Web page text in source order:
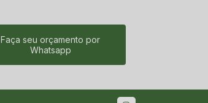
Faça seu orçamento por
Whatsapp